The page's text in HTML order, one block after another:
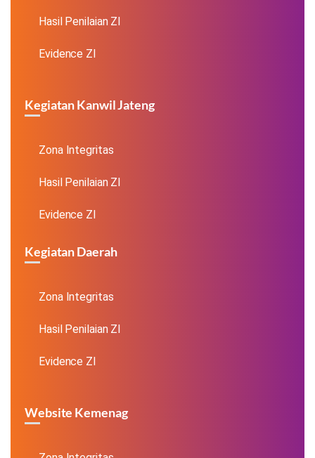
Hasil Penilaian ZI
Evidence ZI
Kegiatan Kanwil Jateng
Zona Integritas
Hasil Penilaian ZI
Evidence ZI
Kegiatan Daerah
Zona Integritas
Hasil Penilaian ZI
Evidence ZI
Website Kemenag